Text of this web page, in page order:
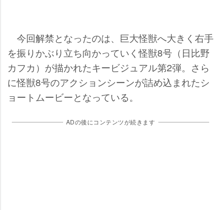
今回解禁となったのは、巨大怪獣へ大きく右手
を振りかぶり立ち向かっていく怪獣8号（日比野
カフカ）が描かれたキービジュアル第2弾。さら
に怪獣8号のアクションシーンが詰め込まれたシ
ョートムービーとなっている。
ADの後にコンテンツが続きます